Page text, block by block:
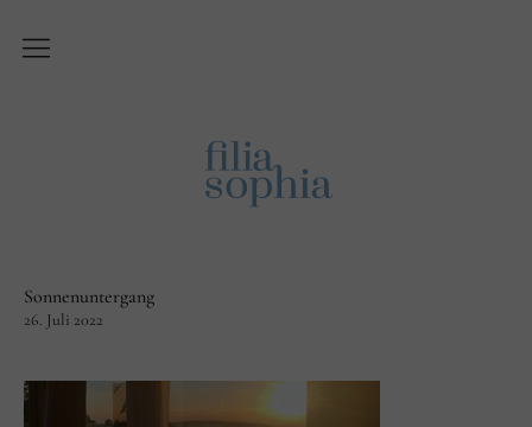
Was ist ‚Filiasophia‘?
English
Sonnenuntergang
26. Juli 2022